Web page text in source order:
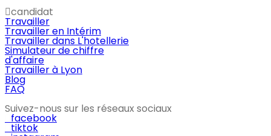
candidat
Travailler
Travailler en Intérim
Travailler dans L'hotellerie
Simulateur de chiffre
d'affaire
Travailler à Lyon
Blog
FAQ
Suivez-nous sur les réseaux sociaux
facebook
tiktok